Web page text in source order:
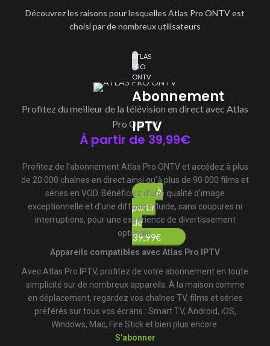
Découvrez les raisons pour lesquelles Atlas Pro ONTV est
choisi par de nombreux utilisateurs
ATLAS
PRO
ONTV
Abonnement
IPTV
À
partir
de
39,99€
Profitez du meilleur de la télévision en direct avec Atlas
Pro ONTV
À partir de 39,99€
Profitez de l’abonnement Atlas Pro ONTV et accédez à plus
de 20 000 chaînes en direct ainsi qu’à plus de 90 000 films et
séries en VOD. Bénéficiez d’une qualité d’image
exceptionnelle et d’une diffusion fluide, sans coupures ni
interruptions, pour une expérience de divertissement
optimale.
Appareils compatibles avec Atlas Pro IPTV
Avec Atlas Pro IPTV, profitez de votre abonnement en toute
simplicité sur de nombreux appareils. À la maison comme
en déplacement, regardez vos chaînes TV, films et séries
préférés sur tous vos écrans : Smart TV, Android, iOS,
Windows, Mac, Fire Stick et bien plus encore.
S'abonner